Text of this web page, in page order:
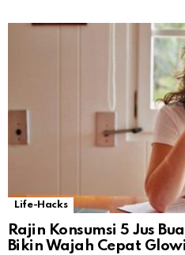
Life-Hacks
Rajin Konsumsi 5 Jus
Bikin Wajah Cepat